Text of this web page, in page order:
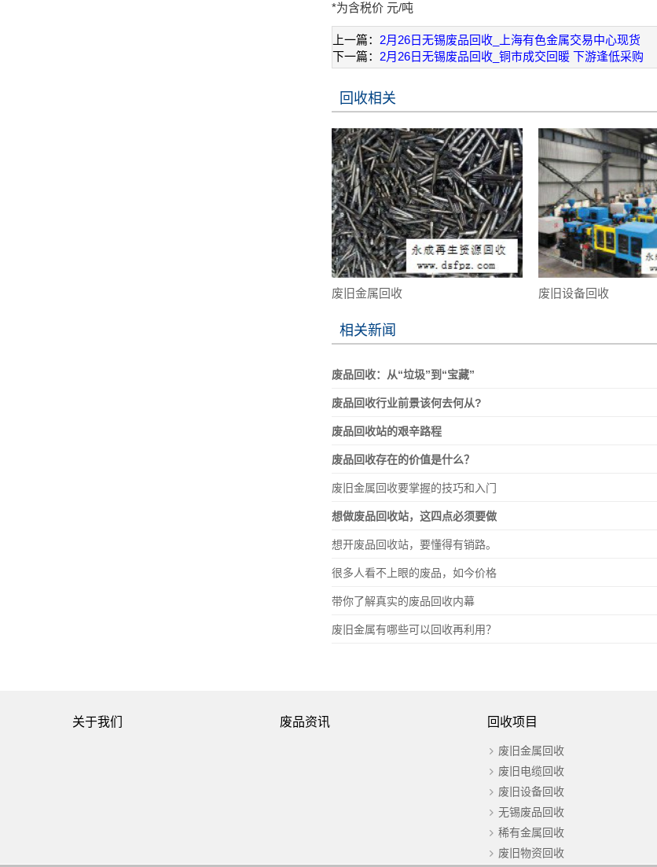
*为含税价 元/吨
上一篇： 2月26日无锡废品回收_上海有色金属交易中心现货
下一篇： 2月26日无锡废品回收_铜市成交回暖 下游逢低采购
回收相关
废旧金属回收 废旧设备回收
相关新闻
废品回收：从“垃圾”到“宝藏”
废品回收行业前景该何去何从?
废品回收站的艰辛路程
废品回收存在的价值是什么？
废旧金属回收要掌握的技巧和入门
想做废品回收站，这四点必须要做
想开废品回收站，要懂得有销路。
很多人看不上眼的废品，如今价格
带你了解真实的废品回收内幕
废旧金属有哪些可以回收再利用？
关于我们 废品资讯 回收项目
废旧金属回收
废旧电缆回收
废旧设备回收
无锡废品回收
稀有金属回收
废旧物资回收